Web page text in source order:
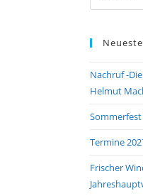
Nachruf -
Helmut
Sommerfest
Termine
Frischer